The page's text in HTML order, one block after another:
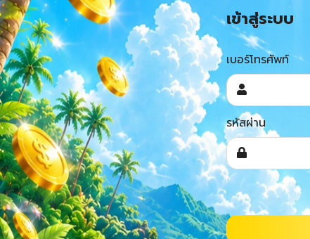
เข้าสู่ระบบ
เบอร์โทรศัพท์
รหัสผ่าน